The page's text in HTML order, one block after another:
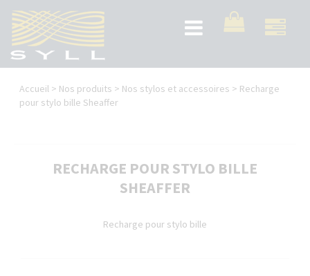
contenu
principal
Toggle
navigation
Vous
êtes
Accueil > Nos produits > Nos stylos et accessoires > Recharge
pour stylo bille Sheaffer
RECHARGE POUR STYLO BILLE
SHEAFFER
Recharge pour stylo bille